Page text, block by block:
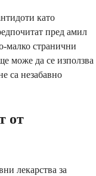
като
пред амил
малко странични
може да се използва
са незабавно
от
лекарства за